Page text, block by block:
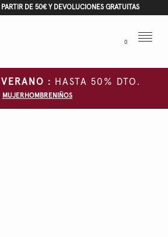
DE 50€ Y DEVOLUCIONES GRATUITAS
0
Menu
: HASTA 50% DTO.
MUJER HOMBRENIÑOS